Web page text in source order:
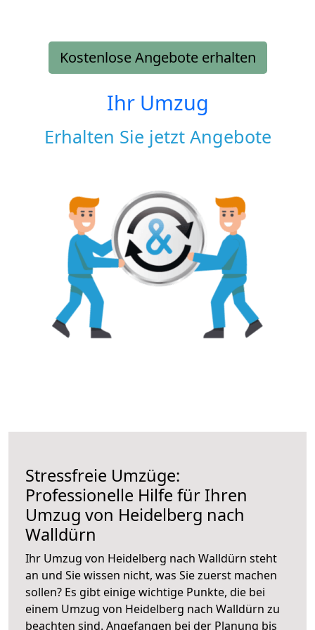
Kostenlose Angebote erhalten
Ihr Umzug
Erhalten Sie jetzt Angebote
Stressfreie Umzüge:
Professionelle Hilfe für Ihren
Umzug von Heidelberg nach
Walldürn
Ihr Umzug von Heidelberg nach Walldürn steht
an und Sie wissen nicht, was Sie zuerst machen
sollen? Es gibt einige wichtige Punkte, die bei
einem Umzug von Heidelberg nach Walldürn zu
beachten sind. Angefangen bei der Planung bis